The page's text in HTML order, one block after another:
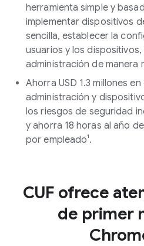
herramienta simple y
implementar dispositivos
sencilla, establecer la
usuarios y los
administración de manera
Ahorra USD 1.3 millones
administración y
los riesgos de seguridad
y ahorra 18 horas al año
por empleado¹.
CUF ofrece
de primer